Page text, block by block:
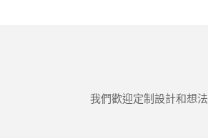
我們歡迎定制設計和想